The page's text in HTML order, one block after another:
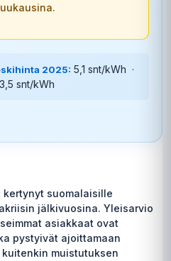
2025: 5,1 snt/kWh ·
3,5 snt/kWh
kertynyt suomalaisille
jälkivuosina. Yleisarvio
asiakkaat ovat
pystyivät ajoittamaan
muistutuksen